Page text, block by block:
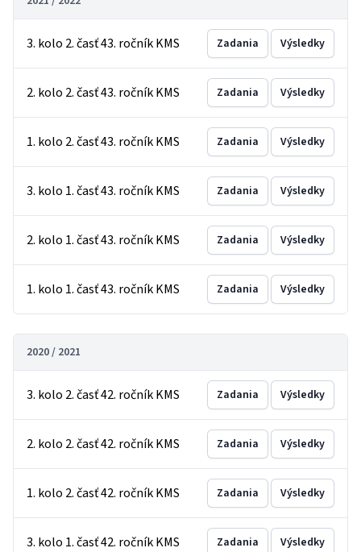
3. kolo 2. časť 43. ročník KMS Zadania Výsledky
2. kolo 2. časť 43. ročník KMS Zadania Výsledky
1. kolo 2. časť 43. ročník KMS Zadania Výsledky
3. kolo 1. časť 43. ročník KMS Zadania Výsledky
2. kolo 1. časť 43. ročník KMS Zadania Výsledky
1. kolo 1. časť 43. ročník KMS Zadania Výsledky
2020 / 2021
3. kolo 2. časť 42. ročník KMS Zadania Výsledky
2. kolo 2. časť 42. ročník KMS Zadania Výsledky
1. kolo 2. časť 42. ročník KMS Zadania Výsledky
3. kolo 1. časť 42. ročník KMS Zadania Výsledky